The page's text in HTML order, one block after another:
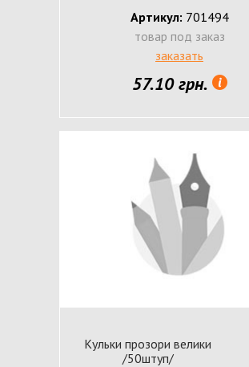
Артикул: 701494
товар под заказ
заказать
57.10 грн.
Кульки прозори велики
/50штуп/